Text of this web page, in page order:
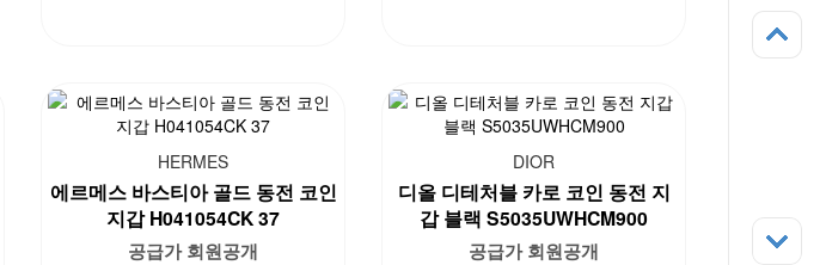
HERMES
에르메스 바스티아 골드 동전 코인
지갑 H041054CK 37
공급가 회원공개
DIOR
디올 디테처블 카로 코인 동전 지
갑 블랙 S5035UWHCM900
공급가 회원공개